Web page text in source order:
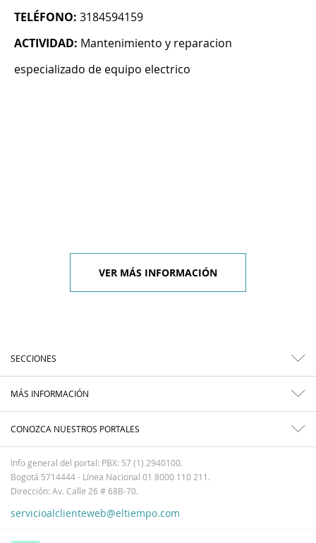
TELÉFONO: 3184594159
ACTIVIDAD: Mantenimiento y reparacion
especializado de equipo electrico
VER MÁS INFORMACIÓN
SECCIONES
MÁS INFORMACIÓN
CONOZCA NUESTROS PORTALES
Info general del portal: PBX: 57 (1) 2940100.
Bogotá 5714444 - Línea Nacional 01 8000 110 211.
Dirección: Av. Calle 26 # 68B-70.
servicioalclienteweb@eltiempo.com